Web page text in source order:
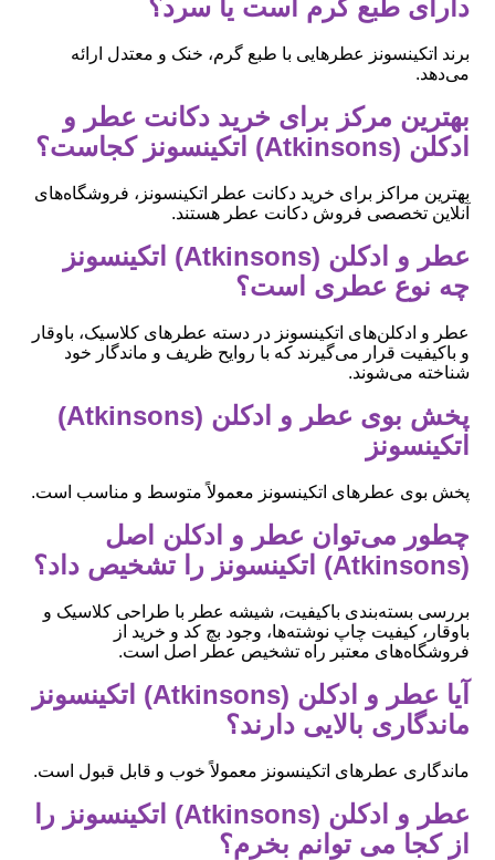
دارای طبع گرم است یا سرد؟
برند اتکینسونز عطرهایی با طبع گرم، خنک و معتدل ارائه
می‌دهد.
بهترین مرکز برای خرید دکانت عطر و
ادکلن (Atkinsons) اتکینسونز کجاست؟
بهترین مراکز برای خرید دکانت عطر اتکینسونز، فروشگاه‌های
آنلاین تخصصی فروش دکانت عطر هستند.
عطر و ادکلن (Atkinsons) اتکینسونز
چه نوع عطری است؟
عطر و ادکلن‌های اتکینسونز در دسته عطرهای کلاسیک، باوقار
و باکیفیت قرار می‌گیرند که با روایح ظریف و ماندگار خود
شناخته می‌شوند.
پخش بوی عطر و ادکلن (Atkinsons)
اتکینسونز
پخش بوی عطرهای اتکینسونز معمولاً متوسط و مناسب است.
چطور می‌توان عطر و ادکلن اصل
(Atkinsons) اتکینسونز را تشخیص داد؟
بررسی بسته‌بندی باکیفیت، شیشه عطر با طراحی کلاسیک و
باوقار، کیفیت چاپ نوشته‌ها، وجود بچ کد و خرید از
فروشگاه‌های معتبر راه تشخیص عطر اصل است.
آیا عطر و ادکلن (Atkinsons) اتکینسونز
ماندگاری بالایی دارند؟
ماندگاری عطرهای اتکینسونز معمولاً خوب و قابل قبول است.
عطر و ادکلن (Atkinsons) اتکینسونز را
از کجا می توانم بخرم؟